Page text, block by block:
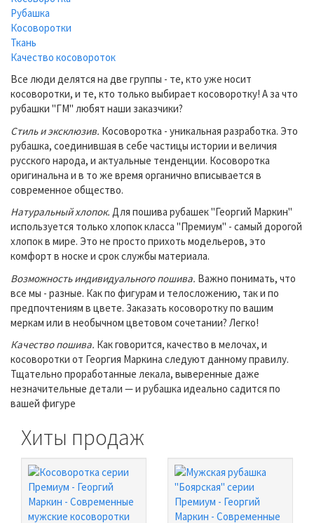
Рубашка
Косоворотки
Ткань
Качество косовороток
Все люди делятся на две группы - те, кто уже носит
косоворотки, и те, кто только выбирает косоворотку! А за что
рубашки "ГМ" любят наши заказчики?
Стиль и эксклюзив. Косоворотка - уникальная разработка. Это
рубашка, соединившая в себе частицы истории и величия
русского народа, и актуальные тенденции. Косоворотка
оригинальна и в то же время органично вписывается в
современное общество.
Натуральный хлопок. Для пошива рубашек "Георгий Маркин"
используется только хлопок класса "Премиум" - самый дорогой
хлопок в мире. Это не просто прихоть модельеров, это
комфорт в носке и срок службы материала.
Возможность индивидуального пошива. Важно понимать, что
все мы - разные. Как по фигурам и телосложению, так и по
предпочтениям в цвете. Заказать косоворотку по вашим
меркам или в необычном цветовом сочетании? Легко!
Качество пошива. Как говорится, качество в мелочах, и
косоворотки от Георгия Маркина следуют данному правилу.
Тщательно проработанные лекала, выверенные даже
незначительные детали — и рубашка идеально садится по
вашей фигуре
Хиты продаж